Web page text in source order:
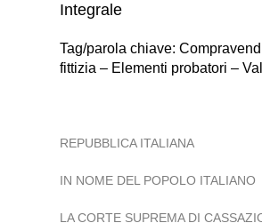
Integrale
Tag/parola chiave:
fittizia – Elementi probatori –
REPUBBLICA ITALIANA
IN NOME DEL POPOLO ITALIANO
LA CORTE SUPREMA DI